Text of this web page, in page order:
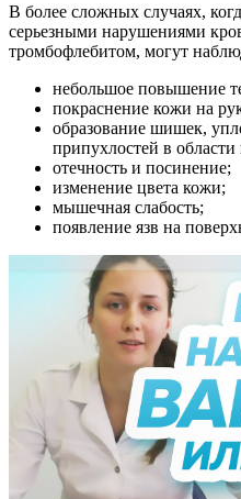
В более сложных случаях,
серьезными нарушениями
тромбофлебитом, могут
небольшое повышение
покраснение кожи на
образование шишек,
припухлостей в
отечность и посинение;
изменение цвета кожи;
мышечная слабость;
появление язв на